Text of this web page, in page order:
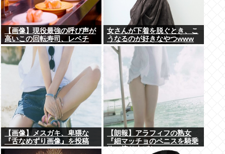
【画像】現役最強の呼び声が
高いこの回転寿司、レベチ
www
女さんが下着を脱ぐとき、こ
うなるのが好きなやつwww
【画像】メスガキ、卑猥な
『舌なめずり画像』を投稿
www
【朗報】アラフィフの熟女
『細マッチョのペニスを騎乗
位で擦り上げたい』